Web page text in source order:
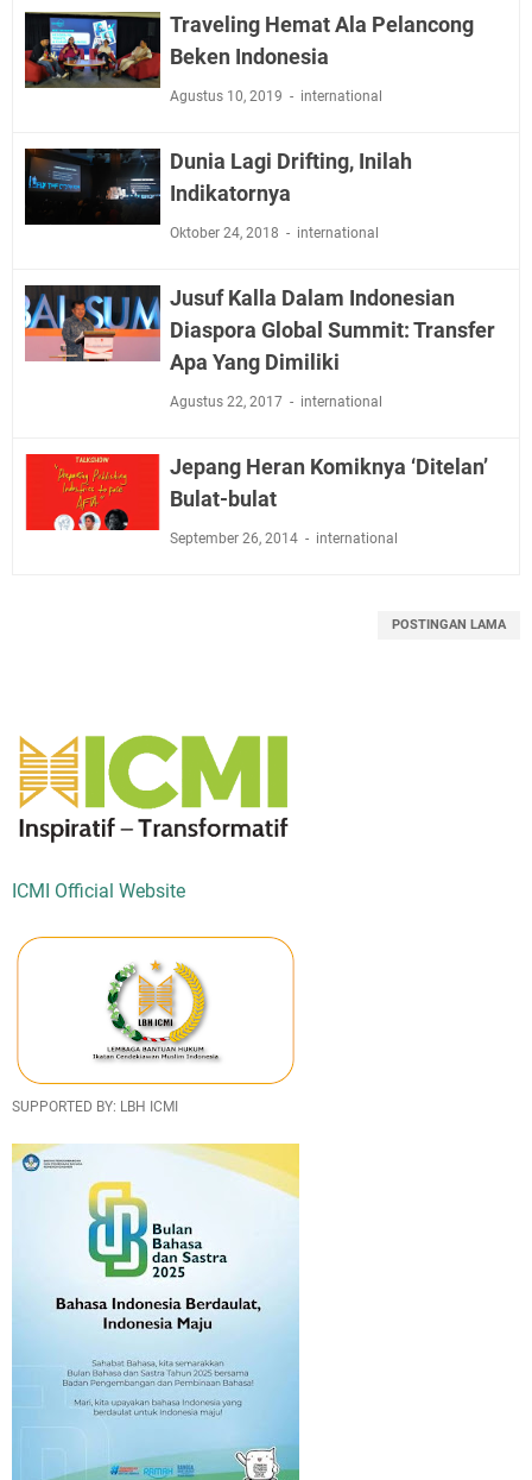
Traveling Hemat Ala Pelancong
Beken Indonesia
Agustus 10, 2019 international
Dunia Lagi Drifting, Inilah
Indikatornya
Oktober 24, 2018 international
Jusuf Kalla Dalam Indonesian
Diaspora Global Summit: Transfer
Apa Yang Dimiliki
Agustus 22, 2017 international
Jepang Heran Komiknya ‘Ditelan’
Bulat-bulat
September 26, 2014 international
POSTINGAN LAMA
ICMI Official Website
SUPPORTED BY: LBH ICMI